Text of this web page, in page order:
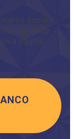
dominio,
el siguiente
página.